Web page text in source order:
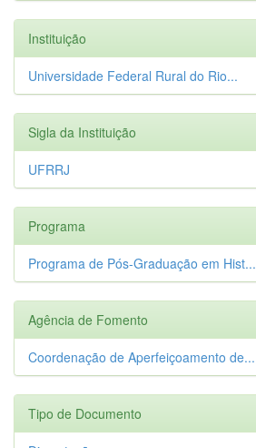
Instituição
Universidade Federal Rural do Rio...
Sigla da Instituição
UFRRJ
Programa
Programa de Pós-Graduação em Hist...
Agência de Fomento
Coordenação de Aperfeiçoamento de...
Tipo de Documento